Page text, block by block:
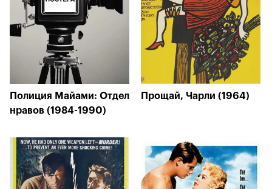
Полиция Майами: Отдел
нравов (1984-1990)
Прощай, Чарли (1964)